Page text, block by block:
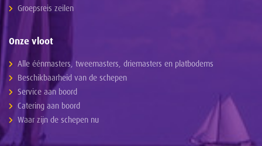
Groepsreis zeilen
Onze vloot
Alle éénmasters, tweemasters, driemasters en platbodems
Beschikbaarheid van de schepen
Service aan boord
Catering aan boord
Waar zijn de schepen nu